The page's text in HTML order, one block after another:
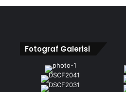
Fotograf Galerisi